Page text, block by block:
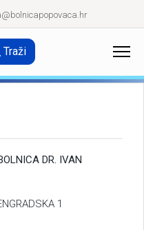
Traži
DR. IVAN
1